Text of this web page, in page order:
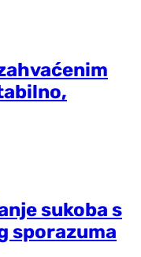
sukoba s
sporazuma